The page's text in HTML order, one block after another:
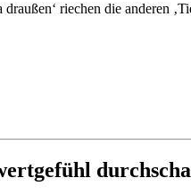
riechen die anderen